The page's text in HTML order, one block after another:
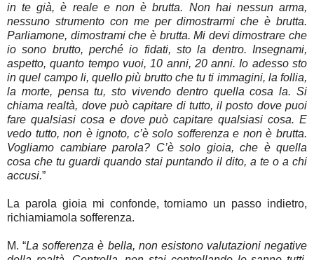
in te già, è reale e non è brutta. Non hai nessun arma,
nessuno strumento con me per dimostrarmi che è brutta.
Parliamone, dimostrami che è brutta. Mi devi dimostrare che
io sono brutto, perché io fidati, sto la dentro. Insegnami,
aspetto, quanto tempo vuoi, 10 anni, 20 anni. Io adesso sto
in quel campo li, quello più brutto che tu ti immagini, la follia,
la morte, pensa tu, sto vivendo dentro quella cosa la. Si
chiama realtà, dove può capitare di tutto, il posto dove puoi
fare qualsiasi cosa e dove può capitare qualsiasi cosa. E
vedo tutto, non è ignoto, c’è solo sofferenza e non è brutta.
Vogliamo cambiare parola? C’è solo gioia, che è quella
cosa che tu guardi quando stai puntando il dito, a te o a chi
accusi.”
La parola gioia mi confonde, torniamo un passo indietro,
richiamiamola sofferenza.
M. “La sofferenza è bella, non esistono valutazioni negative